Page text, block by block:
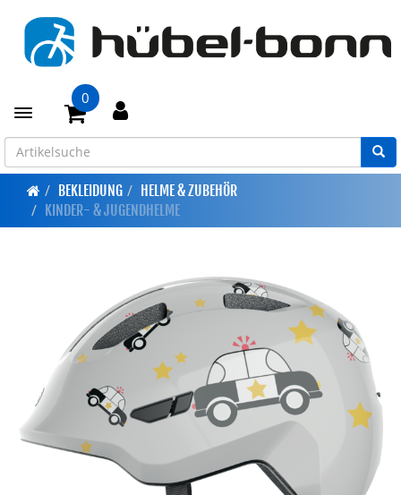
Toggle navigation
0
BEKLEIDUNG
HELME & ZUBEHÖR
KINDER- & JUGENDHELME